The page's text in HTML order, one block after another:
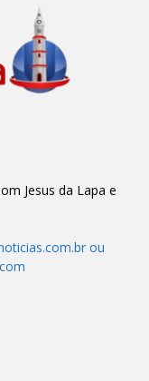
Jesus da Lapa e
ou